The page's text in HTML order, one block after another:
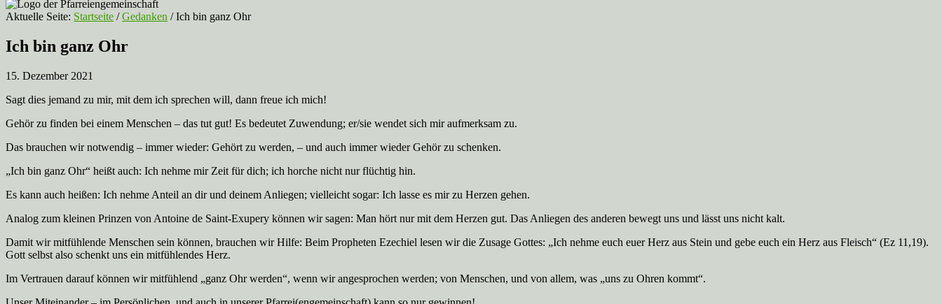
Aktuelle Seite: Startseite / Gedanken /Ich bin ganz Ohr
Ich bin ganz Ohr
15. Dezember 2021
Sagt dies jemand zu mir, mit dem ich sprechen will, dann freue ich mich!
Gehör zu finden bei einem Menschen – das tut gut! Es bedeutet Zuwendung; er/sie wendet sich mir aufmerksam zu.
Das brauchen wir notwendig – immer wieder: Gehört zu werden, – und auch immer wieder Gehör zu schenken.
„Ich bin ganz Ohr“ heißt auch: Ich nehme mir Zeit für dich; ich horche nicht nur flüchtig hin.
Es kann auch heißen: Ich nehme Anteil an dir und deinem Anliegen; vielleicht sogar: Ich lasse es mir zu Herzen gehen.
Analog zum kleinen Prinzen von Antoine de Saint-Exupery können wir sagen: Man hört nur mit dem Herzen gut. Das Anliegen des anderen bewegt uns und lässt uns nicht kalt.
Damit wir mitfühlende Menschen sein können, brauchen wir Hilfe: Beim Propheten Ezechiel lesen wir die Zusage Gottes: „Ich nehme euch euer Herz aus Stein und gebe euch ein Herz aus Fleisch“ (Ez 11,19).
Gott selbst also schenkt uns ein mitfühlendes Herz.
Im Vertrauen darauf können wir mitfühlend „ganz Ohr werden“, wenn wir angesprochen werden; von Menschen, und von allem, was „uns zu Ohren kommt“.